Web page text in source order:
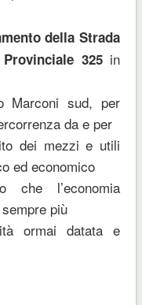
della Strada
325in
Marconi sud, per
da e per
dei mezzi e utili
ed economico
che l’economia
più
ormai datata e